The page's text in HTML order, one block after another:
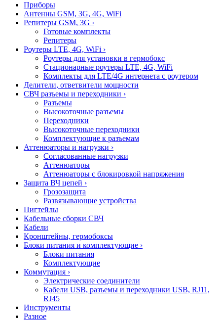
Приборы
Антенны GSM, 3G, 4G, WiFi
Репитеры GSM, 3G ›
Готовые комплекты
Репитеры
Роутеры LTE, 4G, WiFi ›
Роутеры для установки в гермобокс
Стационарные роутеры LTE, 4G, WiFi
Комплекты для LTE/4G интернета с роутером
Делители, ответвители мощности
СВЧ разъемы и переходники ›
Разъемы
Высокоточные разъемы
Переходники
Высокоточные переходники
Комплектующие к разъемам
Аттенюаторы и нагрузки ›
Согласованные нагрузки
Аттенюаторы
Аттенюаторы с блокировкой напряжения
Защита ВЧ цепей ›
Грозозащита
Развязывающие устройства
Пигтейлы
Кабельные сборки СВЧ
Кабели
Кронштейны, гермобоксы
Блоки питания и комплектующие ›
Блоки питания
Комплектующие
Коммутация ›
Электрические соединители
Кабели USB, разъемы и переходники USB, RJ11,
RJ45
Инструменты
Разное